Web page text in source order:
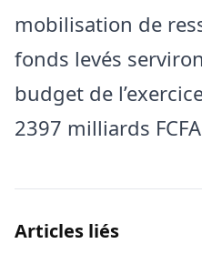
mobilisation de
fonds levés
budget de
2397 milliards
Articles liés